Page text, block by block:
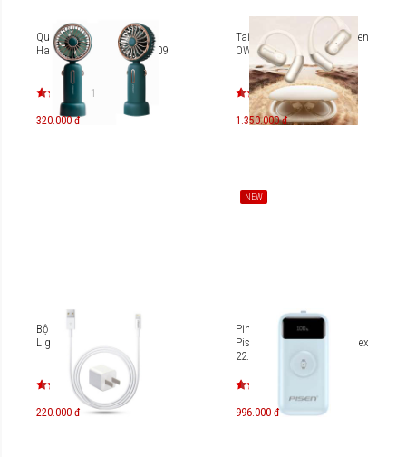
Quạt cầm tay Pisen
Handheld Small Fan HJ-F09
1
320.000 đ
Tai nghe True Wireless Pisen
OWS LV25JL
1.350.000 đ
Bộ sạc Pisen I Charger
Lightning 1A TS-C051
220.000 đ
NEW
Pin sạc dự phòng 3-in-1
Pisen Quick POWERLink Flex
22.5W 10000mAh TS-
996.000 đ